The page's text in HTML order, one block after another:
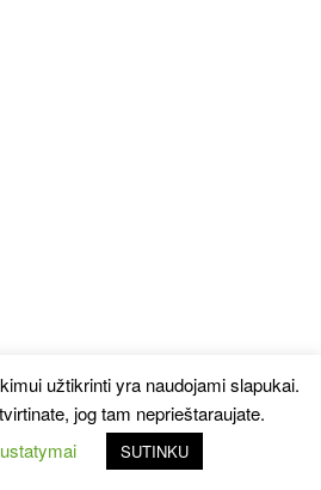
užtikrinti yra naudojami slapukai.
jog tam neprieštaraujate.
SUTINKU